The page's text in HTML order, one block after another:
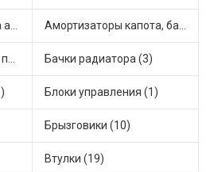
Аксессуары для кузова автомобиля (3) Амортизаторы капота, багажника (6)
Амортизаторы, стойки, подушки стоек (49) Бачки радиатора (3)
Блоки управления (1)
Брызговики (10)
Втулки (19)